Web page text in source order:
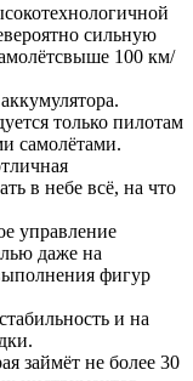
сильную
100 км/
только пилотам
самолётами.
в небе всё, на что
управление
даже на
фигур
и на
займёт не более 30